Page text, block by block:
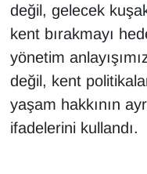
değil, gelecek
kent bırakmayı
yönetim
değil, kent
yaşam hakkının
ifadelerini kullandı.